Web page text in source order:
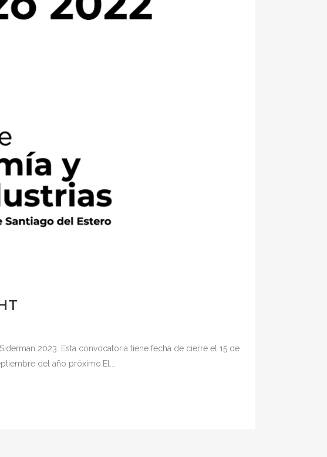
2023. Esta convocatoria tiene fecha de cierre el 15 de
del año próximo.El...